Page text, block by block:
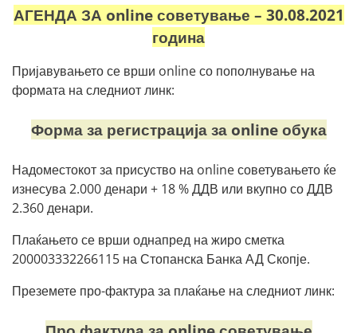
АГЕНДА ЗА online советување – 30.08.2021
година
Пријавувањето се врши online со пополнување на
формата на следниот линк:
Форма за регистрација за online обука
Надоместокот за присуство на online советувањето ќе
изнесува 2.000 денари + 18 % ДДВ или вкупно со ДДВ
2.360 денари.
Плаќањето се врши однапред на жиро сметка
200003332266115 на Стопанска Банка АД Скопје.
Преземете про-фактура за плаќање на следниот линк: